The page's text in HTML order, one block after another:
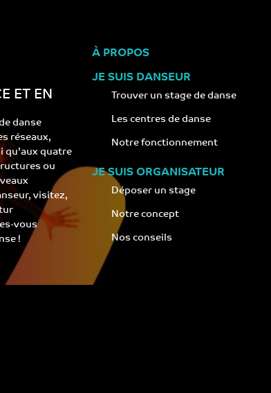
ET EN
danse
réseaux,
qu’aux quatre
ou
visitez,
vous
!
À PROPOS
JE SUIS DANSEUR
Trouver un stage de danse
Les centres de danse
Notre fonctionnement
JE SUIS ORGANISATEUR
Déposer un stage
Notre concept
Nos conseils